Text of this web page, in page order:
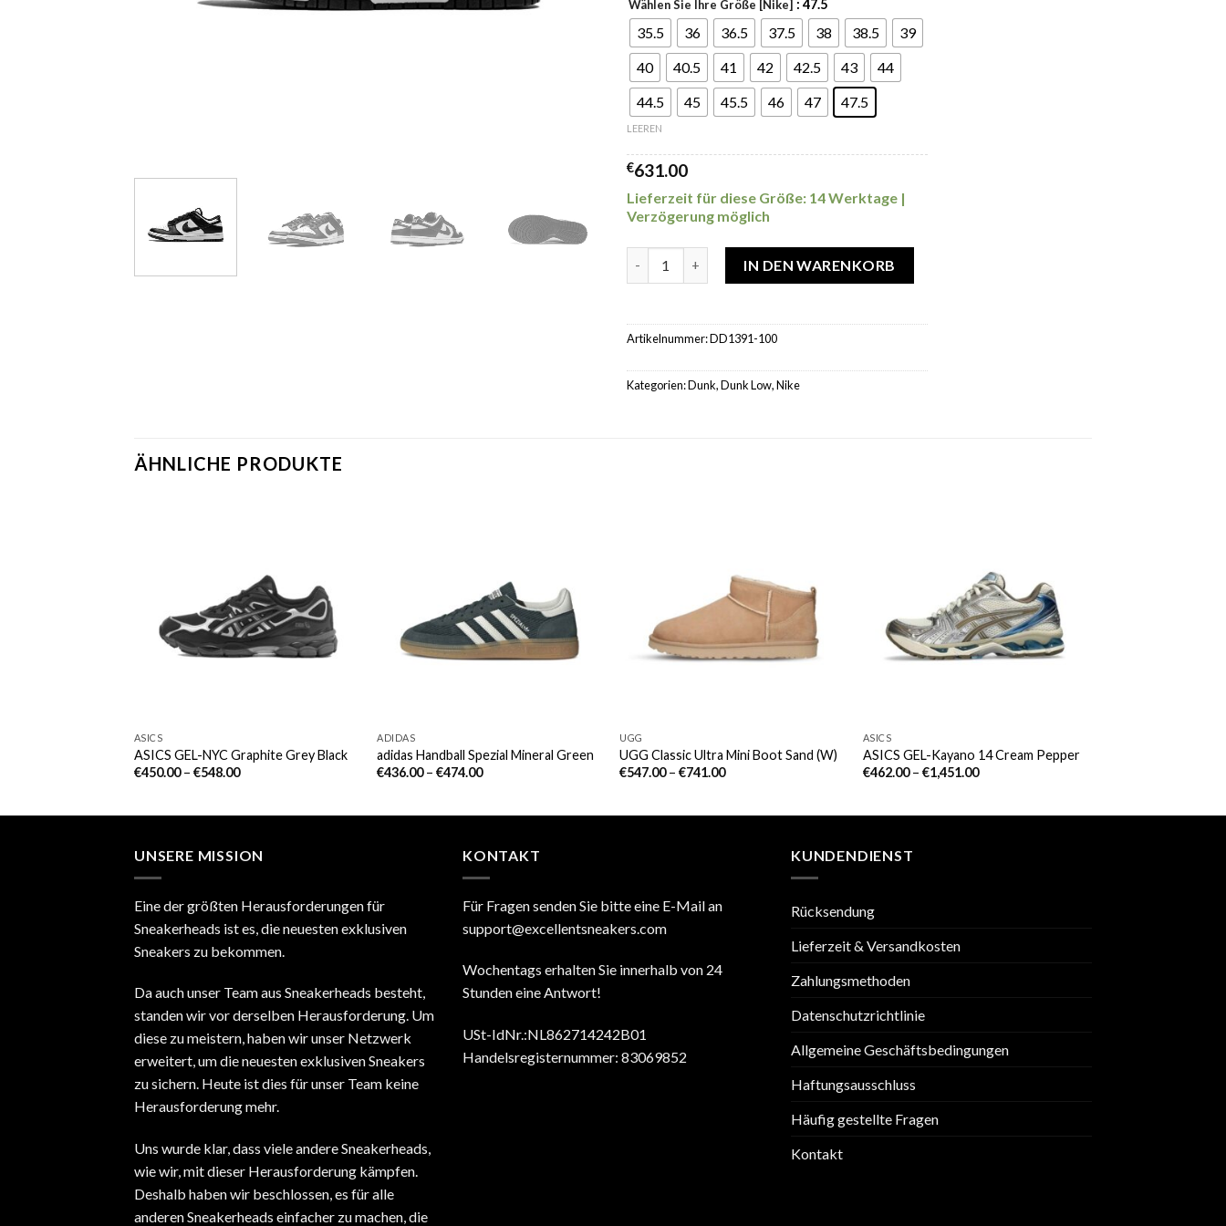
Wählen Sie Ihre Größe [Nike] : 47.5
35.5 36 36.5 37.5 38 38.5
39
40
40.5 41 42 42.5 43
44
44.5
45 45.5 46 47 47.5
LEEREN
€631.00
Lieferzeit für diese Größe: 14 Werktage |
Verzögerung möglich
IN DEN WARENKORB
Artikelnummer:DD1391-100
Kategorien:Dunk,Dunk Low,Nike
ÄHNLICHE PRODUKTE
ASICS
ASICS GEL-NYC Graphite Grey Black
€450.00– €548.00
ADIDAS
adidas Handball Spezial Mineral Green
€436.00–€474.00
UGG
UGG Classic Ultra Mini Boot Sand (W)
€547.00–€741.00
ASICS
ASICS GEL-Kayano 14 Cream Pepper
€462.00– €1,451.00
UNSERE MISSION
Eine der größten Herausforderungen für
Sneakerheads ist es, die neuesten exklusiven
Sneakers zu bekommen.
Da auch unser Team aus Sneakerheads besteht,
standen wir vor derselben Herausforderung. Um
diese zu meistern, haben wir unser Netzwerk
erweitert, um die neuesten exklusiven Sneakers
zu sichern. Heute ist dies für unser Team keine
Herausforderung mehr.
Uns wurde klar, dass viele andere Sneakerheads,
wie wir, mit dieser Herausforderung kämpfen.
Deshalb haben wir beschlossen, es für alle
anderen Sneakerheads einfacher zu machen, die
KONTAKT
Für Fragen senden Sie bitte eine E-Mail an
support@excellentsneakers.com
Wochentags erhalten Sie innerhalb von 24
Stunden eine Antwort!
USt-IdNr.:NL862714242B01
Handelsregisternummer: 83069852
KUNDENDIENST
Rücksendung
Lieferzeit & Versandkosten
Zahlungsmethoden
Datenschutzrichtlinie
Allgemeine Geschäftsbedingungen
Haftungsausschluss
Häufig gestellte Fragen
Kontakt